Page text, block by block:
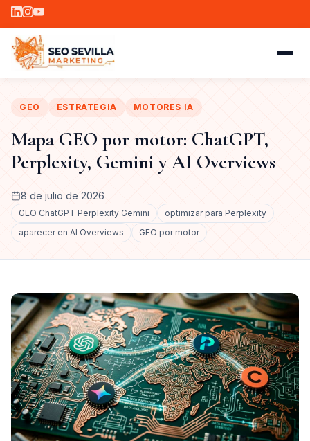
GEO ESTRATEGIA MOTORES IA
Mapa GEO por motor: ChatGPT,
Perplexity, Gemini y AI Overviews
8 de julio de 2026
GEO ChatGPT Perplexity Gemini
optimizar para Perplexity
aparecer en AI Overviews
GEO por motor